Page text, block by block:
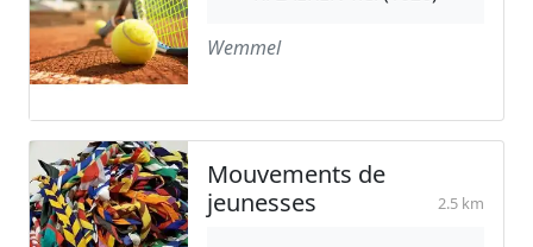
Wemmel
Mouvements de
jeunesses
2.5 km